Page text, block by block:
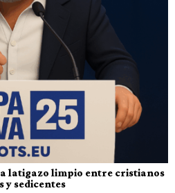
a latigazo limpio entre cristianos
y sedicentes